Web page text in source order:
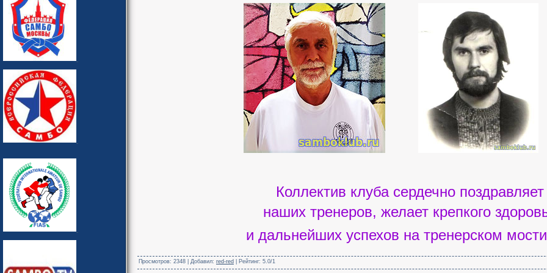
Коллектив клуба сердечно поздравляет
наших тренеров, желает крепкого
и дальнейших успехов на тренерском
Просмотров: 2348 | Добавил: red-red Рейтинг: 5.0/1